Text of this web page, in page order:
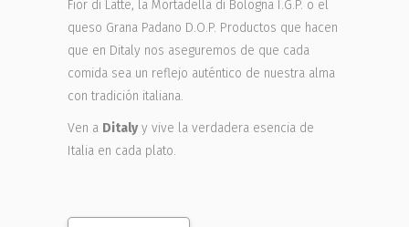
Fior di Latte, la Mortadella di Bologna I.G.P. o el
queso Grana Padano D.O.P. Productos que hacen
que en Ditaly nos aseguremos de que cada
comida sea un reflejo auténtico de nuestra alma
con tradición italiana.
Ven a Ditaly y vive la verdadera esencia de
Italia en cada plato.